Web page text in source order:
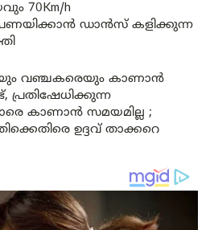
70Km/h
ഡാൻസ് കളിക്കുന്ന
വഞ്ചകരെയും കാണാൻ
കാണാൻ സമയമില്ല ;
ഉദ്ദവ് താക്കറെ